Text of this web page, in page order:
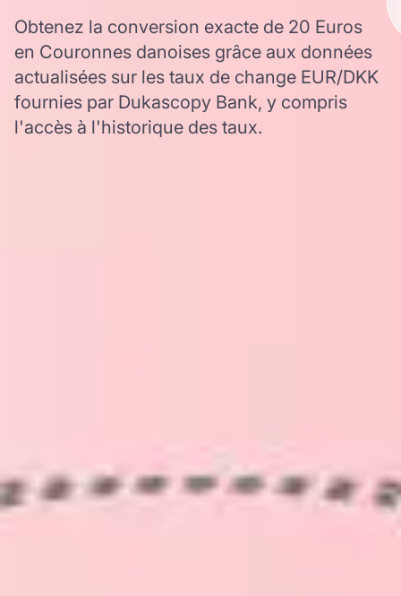
Obtenez la conversion exacte de 20 Euros
en Couronnes danoises grâce aux données
actualisées sur les taux de change EUR/DKK
fournies par Dukascopy Bank, y compris
l'accès à l'historique des taux.